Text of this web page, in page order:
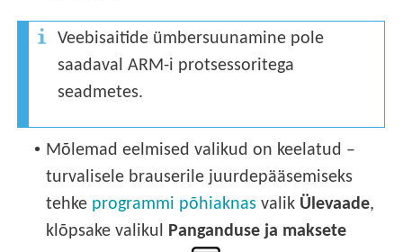
Veebisaitide ümbersuunamine pole
saadaval ARM-i protsessoritega
seadmetes.
• Mõlemad eelmised valikud on keelatud –
turvalisele brauserile juurdepääsemiseks
tehke programmi põhiaknas valik Ülevaade,
klõpsake valikul
Panganduse ja maksete